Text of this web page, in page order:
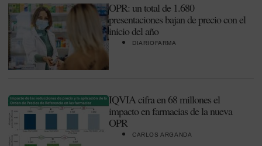
OPR: un total de 1.680
presentaciones bajan de precio con el
inicio del año
DIARIOFARMA
IQVIA cifra en 68 millones el
impacto en farmacias de la nueva
OPR
CARLOS ARGANDA